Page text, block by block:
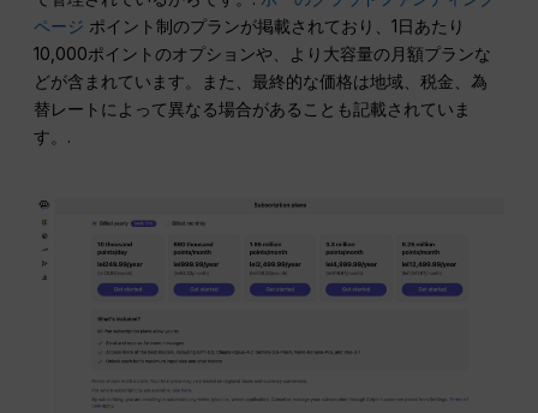
ページ ポイント制のプランが掲載されており、1日あたり
10,000ポイントのオプションや、より大容量の月額プランな
どが含まれています。また、最終的な価格は地域、税金、為
替レートによって異なる場合があることも記載されていま
す。.